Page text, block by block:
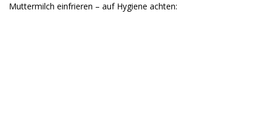
Muttermilch einfrieren – auf Hygiene achten: